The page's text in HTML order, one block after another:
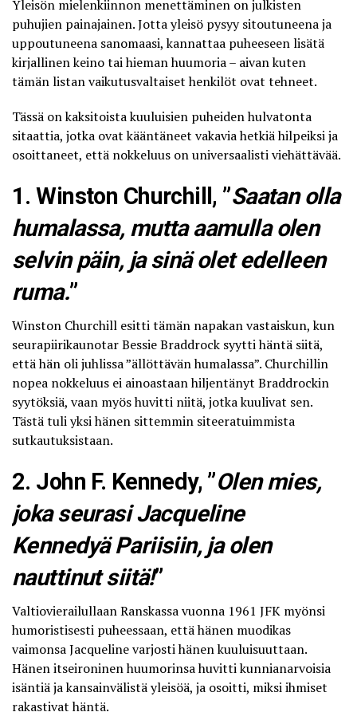
Yleisön mielenkiinnon menettäminen on julkisten
puhujien painajainen. Jotta yleisö pysyy sitoutuneena ja
uppoutuneena sanomaasi, kannattaa puheeseen lisätä
kirjallinen keinotai hieman huumoria – aivan kuten
tämän listan vaikutusvaltaiset henkilöt ovat tehneet.
Tässä on kaksitoista kuuluisien puheiden hulvatonta
sitaattia, jotka ovat kääntäneet vakavia hetkiä hilpeiksi ja
osoittaneet, että nokkeluus on universaalisti viehättävää.
1. Winston Churchill, ”Saatan olla
humalassa, mutta aamulla olen
selvin päin, ja sinä olet edelleen
ruma.”
Winston Churchill esitti tämän napakan vastaiskun, kun
seurapiirikaunotar Bessie Braddrock syytti häntä siitä,
että hän oli juhlissa ”ällöttävän humalassa”. Churchillin
nopea nokkeluus ei ainoastaan hiljentänyt Braddrockin
syytöksiä, vaan myös huvitti niitä, jotka kuulivat sen.
Tästä tuli yksi hänen sittemmin siteeratuimmista
sutkautuksistaan.
2. John F. Kennedy, ”Olen mies,
joka seurasi Jacqueline
Kennedyä Pariisiin, ja olen
nauttinut siitä!”
Valtiovierailullaan Ranskassa vuonna 1961 JFK myönsi
humoristisesti puheessaan, että hänen muodikas
vaimonsa Jacqueline varjosti hänen kuuluisuuttaan.
Hänen itseironinen huumorinsa huvitti kunnianarvoisia
isäntiä ja kansainvälistä yleisöä, ja osoitti, miksi ihmiset
rakastivat häntä.